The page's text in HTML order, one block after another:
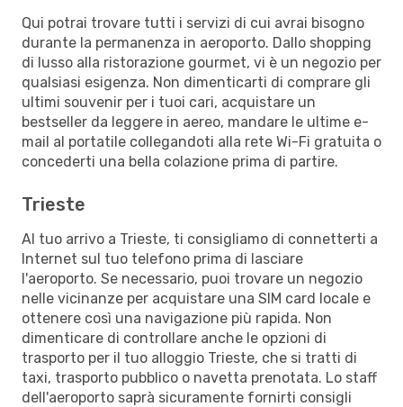
Qui potrai trovare tutti i servizi di cui avrai bisogno
durante la permanenza in aeroporto. Dallo shopping
di lusso alla ristorazione gourmet, vi è un negozio per
qualsiasi esigenza. Non dimenticarti di comprare gli
ultimi souvenir per i tuoi cari, acquistare un
bestseller da leggere in aereo, mandare le ultime e-
mail al portatile collegandoti alla rete Wi-Fi gratuita o
concederti una bella colazione prima di partire.
Trieste
Al tuo arrivo a Trieste, ti consigliamo di connetterti a
Internet sul tuo telefono prima di lasciare
l'aeroporto. Se necessario, puoi trovare un negozio
nelle vicinanze per acquistare una SIM card locale e
ottenere così una navigazione più rapida. Non
dimenticare di controllare anche le opzioni di
trasporto per il tuo alloggio Trieste, che si tratti di
taxi, trasporto pubblico o navetta prenotata. Lo staff
dell'aeroporto saprà sicuramente fornirti consigli